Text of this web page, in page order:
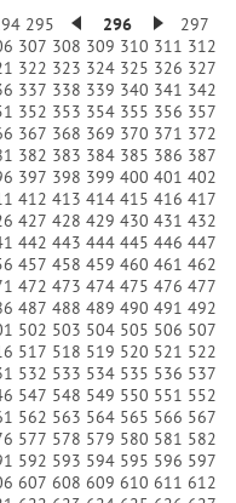
295 296
297
307 308 309 310 311 312
322 323 324 325 326 327
337 338 339 340 341 342
352 353 354 355 356 357
367 368 369 370 371 372
382 383 384 385 386 387
397 398 399 400 401 402
412 413 414 415 416 417
427 428 429 430 431 432
442 443 444 445 446 447
457 458 459 460 461 462
472 473 474 475 476 477
487 488 489 490 491 492
502 503 504 505 506 507
517 518 519 520 521 522
532 533 534 535 536 537
547 548 549 550 551 552
562 563 564 565 566 567
577 578 579 580 581 582
592 593 594 595 596 597
607 608 609 610 611 612